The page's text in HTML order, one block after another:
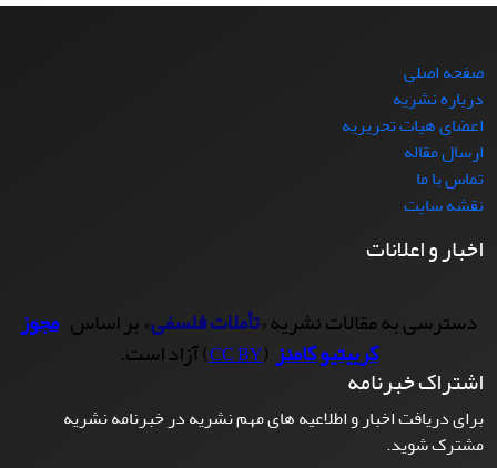
صفحه اصلی
درباره نشریه
اعضای هیات تحریریه
ارسال مقاله
تماس با ما
نقشه سایت
اخبار و اعلانات
دسترسی به مقالات نشریه «تأملات فلسفی» بر اساس مجوز
کرییتیو کامنز(
CC BY) آزاد است.
اشتراک خبرنامه
برای دریافت اخبار و اطلاعیه های مهم نشریه در خبرنامه نشریه
مشترک شوید.